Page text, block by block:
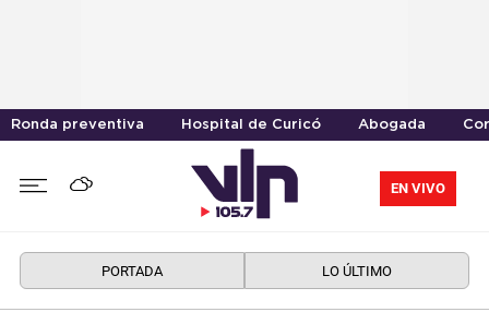
Ronda preventiva Hospital de Curicó Abogada
EN VIVO
PORTADA LO ÚLTIMO